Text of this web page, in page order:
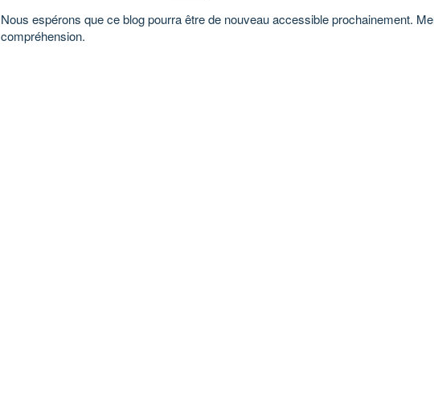
Nous espérons que ce blog pourra être de nouveau accessible prochainement.
compréhension.